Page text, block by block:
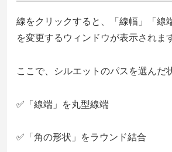
線をクリックすると、「線幅」「線
を変更するウィンドウが表示されま
ここで、シルエットのパスを選んだ
✅「線端」を丸型線端
✅「角の形状」をラウンド結合